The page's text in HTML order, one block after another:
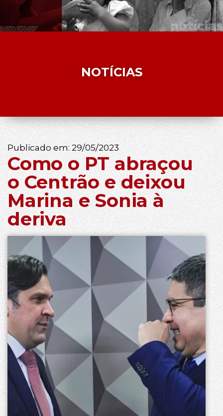
NOTÍCIAS
Publicado em: 29/05/2023
Como o PT abraçou
o Centrão e deixou
Marina e Sonia à
deriva